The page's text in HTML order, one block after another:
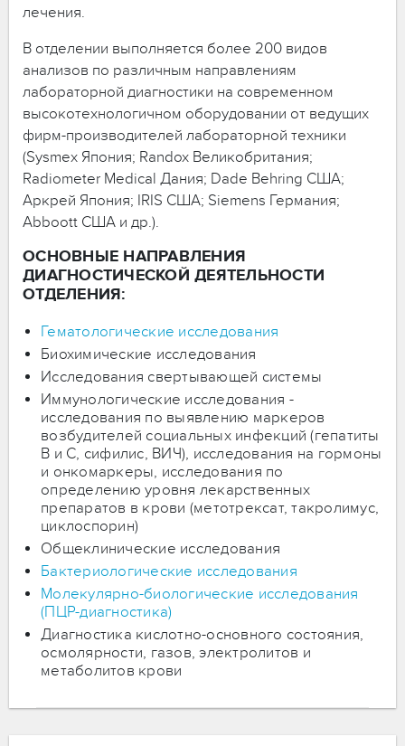
лечения.
В отделении выполняется более 200 видов
анализов по различным направлениям
лабораторной диагностики на современном
высокотехнологичном оборудовании от ведущих
фирм-производителей лабораторной техники
(Sysmex Япония; Randox Великобритания;
Radiometer Medical Дания; Dade Behring США;
Аркрей Япония; IRIS США; Siemens Германия;
Аbboott США и др.).
ОСНОВНЫЕ НАПРАВЛЕНИЯ
ДИАГНОСТИЧЕСКОЙ ДЕЯТЕЛЬНОСТИ
ОТДЕЛЕНИЯ:
Гематологические исследования
Биохимические исследования
Исследования свертывающей системы
Иммунологические исследования -
исследования по выявлению маркеров
возбудителей социальных инфекций (гепатиты
В и С, сифилис, ВИЧ), исследования на гормоны
и онкомаркеры, исследования по
определению уровня лекарственных
препаратов в крови (метотрексат, такролимус,
циклоспорин)
Общеклинические исследования
Бактериологические исследования
Молекулярно-биологические исследования
(ПЦР-диагностика)
Диагностика кислотно-основного состояния,
осмолярности, газов, электролитов и
метаболитов крови